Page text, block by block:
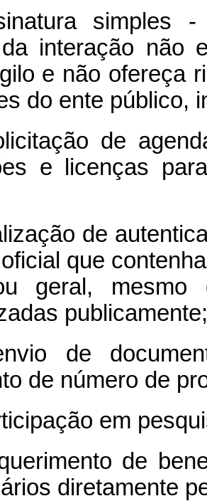
simples -
interação não
e não ofereça
do ente público,
de
e licenças
de
que
geral, mesmo
publicamente;
de
de número de
em
de
diretamente